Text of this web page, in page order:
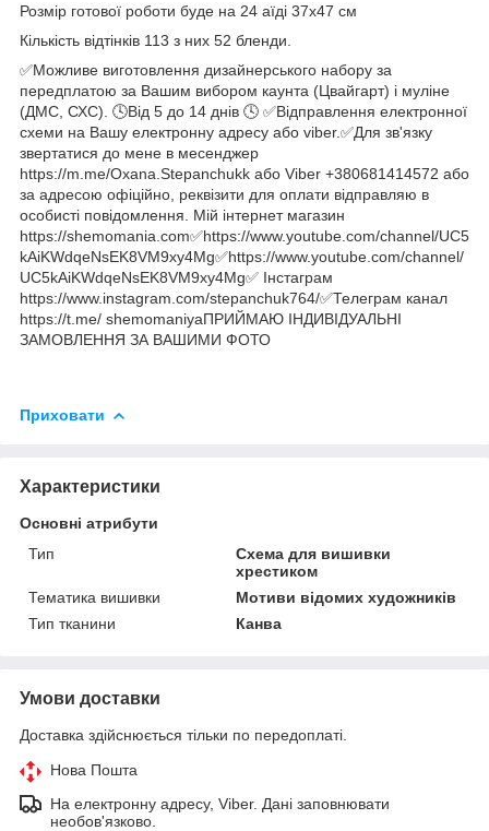
Розмір готової роботи буде на 24 аїді 37х47 см
Кількість відтінків 113 з них 52 бленди.
✅Можливе виготовлення дизайнерського набору за
передплатою за Вашим вибором каунта (Цвайгарт) і муліне
(ДМС, СХС). 🕓Від 5 до 14 днів 🕓 ✅Відправлення електронної
схеми на Вашу електронну адресу або viber.✅Для зв'язку
звертатися до мене в месенджер
https://m.me/Oxana.Stepanchukk або Viber +380681414572 або
за адресою офіційно, реквізити для оплати відправляю в
особисті повідомлення. Мій інтернет магазин
https://shemomania.com✅https://www.youtube.com/channel/UC5
kAiKWdqeNsEK8VM9xy4Mg✅https://www.youtube.com/channel/
UC5kAiKWdqeNsEK8VM9xy4Mg✅ Інстаграм
https://www.instagram.com/stepanchuk764/✅Телеграм канал
https://t.me/ shemomaniyaПРИЙМАЮ ІНДИВІДУАЛЬНІ
ЗАМОВЛЕННЯ ЗА ВАШИМИ ФОТО
Приховати
Характеристики
Основні атрибути
Тип
Схема для вишивки
хрестиком
Тематика вишивки
Мотиви відомих художників
Тип тканини
Канва
Умови доставки
Доставка здійснюється тільки по передоплаті.
Нова Пошта
На електронну адресу, Viber. Дані заповнювати
необов'язково.